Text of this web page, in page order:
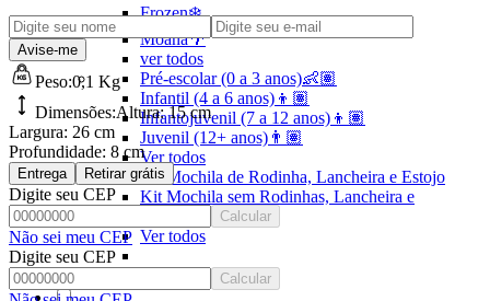
Frozen❄️
Moana🌴
ver todos
Pré-escolar (0 a 3 anos)👶🏽
Infantil (4 a 6 anos)👦🏽
Infantojuvenil (7 a 12 anos)👦🏽
Juvenil (12+ anos)👨🏽
Ver todos
Kit Mochila de Rodinha, Lancheira e Estojo
Kit Mochila sem Rodinhas, Lancheira e
Ver todos
Avise-me
Peso:0,1 Kg
Dimensões:Altura: 15 cm
Largura: 26 cm
Profundidade: 8 cm
Entrega Retirar grátis
Digite seu CEP
Calcular
Não sei meu CEP
Digite seu CEP
Calcular